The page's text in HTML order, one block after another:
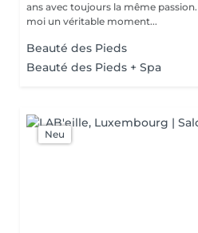
ans avec toujours la même
moi un véritable moment...
Beauté des Pieds
Beauté des Pieds + Spa
Neu